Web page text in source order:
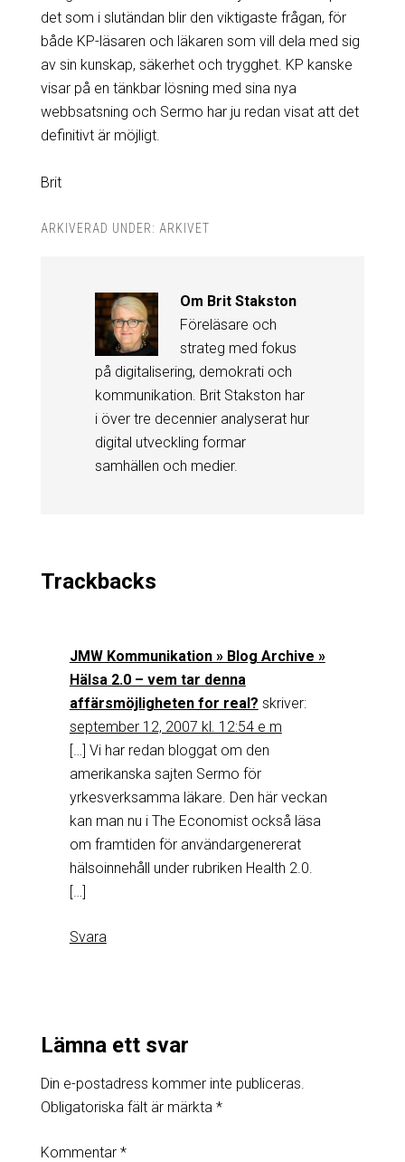
det som i slutändan blir den viktigaste frågan, för
både KP-läsaren och läkaren som vill dela med sig
av sin kunskap, säkerhet och trygghet. KP kanske
visar på en tänkbar lösning med sina nya
webbsatsning och Sermo har ju redan visat att det
definitivt är möjligt.
Brit
ARKIVERAD UNDER: ARKIVET
Om Brit Stakston
Föreläsare och
strateg med fokus
på digitalisering, demokrati och
kommunikation. Brit Stakston har
i över tre decennier analyserat hur
digital utveckling formar
samhällen och medier.
Trackbacks
JMW Kommunikation » Blog Archive »
Hälsa 2.0 – vem tar denna
affärsmöjligheten for real? skriver:
september 12, 2007 kl. 12:54 e m
[…] Vi har redan bloggat om den
amerikanska sajten Sermo för
yrkesverksamma läkare. Den här veckan
kan man nu i The Economist också läsa
om framtiden för användargenererat
hälsoinnehåll under rubriken Health 2.0.
[…]
Svara
Lämna ett svar
Din e-postadress kommer inte publiceras.
Obligatoriska fält är märkta *
Kommentar *